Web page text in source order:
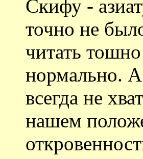
Скифу -
точно не
читать
нормально.
всегда не
нашем